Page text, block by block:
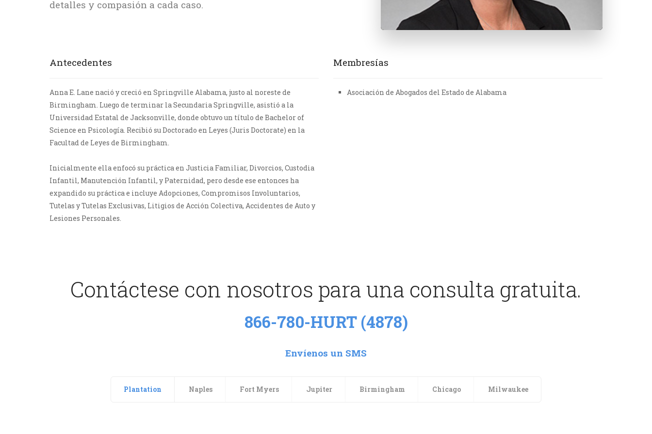
Accidentes de bicicleta
detalles y compasión a cada caso.
Antecedentes
Anna E. Lane nació y creció en Springville Alabama, justo al noreste de
Birmingham. Luego de terminar la Secundaria Springville, asistió a la
Universidad Estatal de Jacksonville, donde obtuvo un título de Bachelor of
Science en Psicología. Recibió su Doctorado en Leyes (Juris Doctorate) en la
Facultad de Leyes de Birmingham.
Inicialmente ella enfocó su práctica en Justicia Familiar, Divorcios, Custodia
Infantil, Manutención Infantil, y Paternidad, pero desde ese entonces ha
expandido su práctica e incluye Adopciones, Compromisos Involuntarios,
Tutelas y Tutelas Exclusivas, Litigios de Acción Colectiva, Accidentes de Auto y
Lesiones Personales.
Membresías
Asociación de Abogados del Estado de Alabama
Contáctese con nosotros para una consulta gratuita.
866-780-HURT (4878)
Envíenos un SMS
Plantation Naples Fort Myers Jupiter Birmingham Chicago Milwaukee